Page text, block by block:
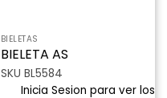
BIELETAS
BIELETA AS
SKU BL5584
Inicia Sesion para ver los